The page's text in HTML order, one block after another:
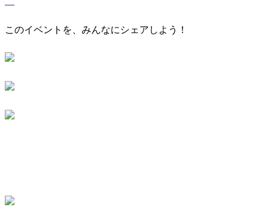
このイベントを、みんなにシェアしよう！